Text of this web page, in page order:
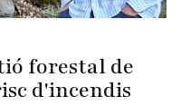
forestal de
d'incendis